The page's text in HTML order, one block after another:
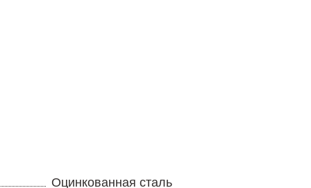
Оцинкованная сталь